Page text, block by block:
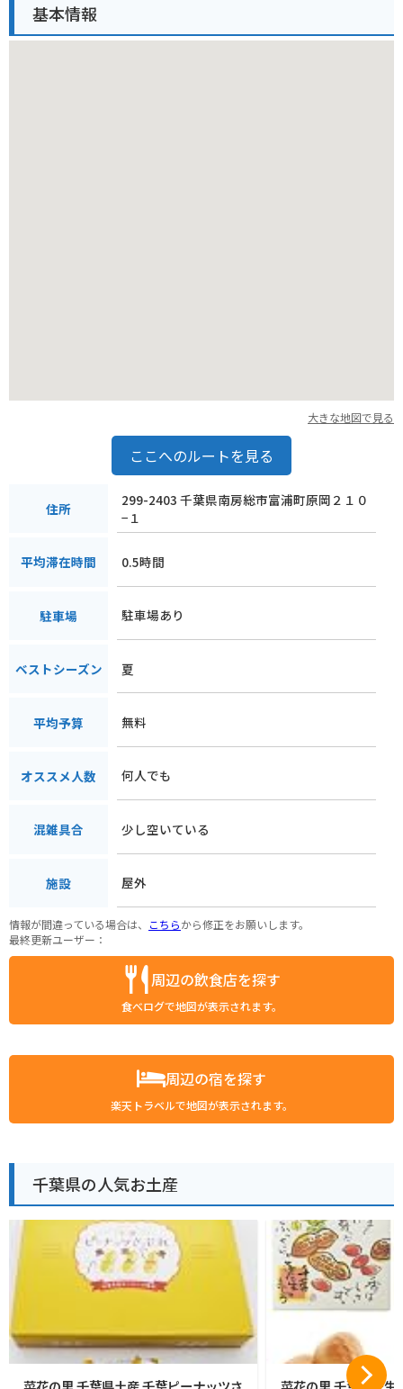
しても人気です。
基本情報
大きな地図で見る
ここへのルートを見る
住所
299-2403 千葉県南房総市富浦町原岡２１０
−１
平均滞在時間 0.5時間
駐車場 駐車場あり
ベストシーズン 夏
平均予算 無料
オススメ人数 何人でも
混雑具合 少し空いている
施設 屋外
情報が間違っている場合は、 こちらから修正をお願いします。
最終更新ユーザー：
周辺の飲食店を探す
食べログで地図が表示されます。
周辺の宿を探す
楽天トラベルで地図が表示されます。
千葉県の人気お土産